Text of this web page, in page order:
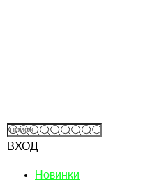
ВХОД
Новинки